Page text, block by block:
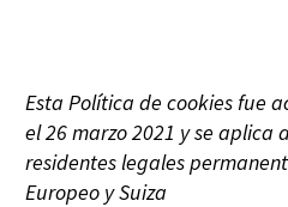
Esta Política de cookies fue
el 26 marzo 2021 y se aplica
residentes legales
Europeo y Suiza